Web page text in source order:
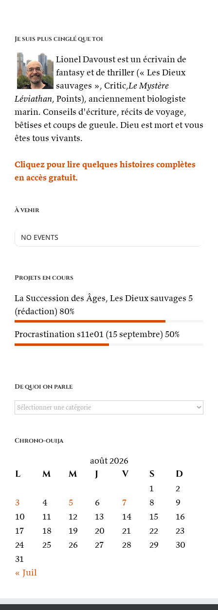
Je suis plus cinglé que toi
Lionel Davoust est un écrivain de
fantasy et de thriller (« Les Dieux
sauvages », Critic,Le Mystère
Léviathan, Points), anciennement biologiste
marin. Conseils d'écriture, récits de voyage,
bêtises et coups de gueule. Dieu est mort et vous
êtes tous vivants.
Cliquez pour lire quelques histoires complètes
en accès gratuit.
À venir
NO EVENTS
Projets en cours
La Succession des Âges, Les Dieux sauvages 5
(rédaction) 80%
Procrastination s11e01 (15 septembre) 50%
De quoi on parle
De
parle
Chrono-ouija
août 2026
L M M J V S D
1
2
3
4 5 6 7 8
9
10
11 12 13 14 15
16
17
18 19 20 21 22
23
24
25 26 27 28 29
30
31
« Juil